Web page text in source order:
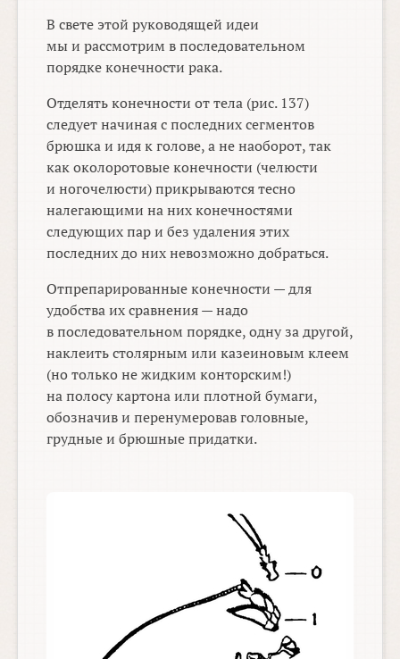
В свете этой руководящей идеи
мы и рассмотрим в последовательном
порядке конечности рака.
Отделять конечности от тела (рис. 137)
следует начиная с последних сегментов
брюшка и идя к голове, а не наоборот, так
как околоротовые конечности (челюсти
и ногочелюсти) прикрываются тесно
налегающими на них конечностями
следующих пар и без удаления этих
последних до них невозможно добраться.
Отпрепарированные конечности — для
удобства их сравнения — надо
в последовательном порядке, одну за другой,
наклеить столярным или казеиновым клеем
(но только не жидким конторским!)
на полосу картона или плотной бумаги,
обозначив и перенумеровав головные,
грудные и брюшные придатки.